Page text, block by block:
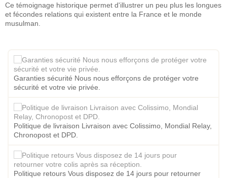
Ce témoignage historique permet d'illustrer un peu plus les longues
et fécondes relations qui existent entre la France et le monde
musulman.
Garanties sécurité Nous nous efforçons de protéger votre
sécurité et votre vie privée.
Politique de livraison Livraison avec Colissimo, Mondial Relay,
Chronopost et DPD.
Politique retours Vous disposez de 14 jours pour retourner